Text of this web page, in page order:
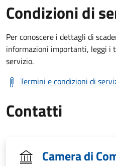
Condizioni di
Per conoscere i dettagli di
informazioni importanti, leggi i
servizio.
Termini e condizioni di
Contatti
Camera di